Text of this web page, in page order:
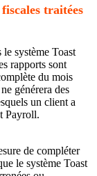
traitées
le système Toast
rapports sont
du mois
générera des
un client a
Payroll.
de compléter
le système Toast